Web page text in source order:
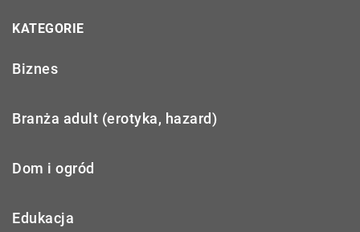
KATEGORIE
Biznes
Branża adult (erotyka, hazard)
Dom i ogród
Edukacja